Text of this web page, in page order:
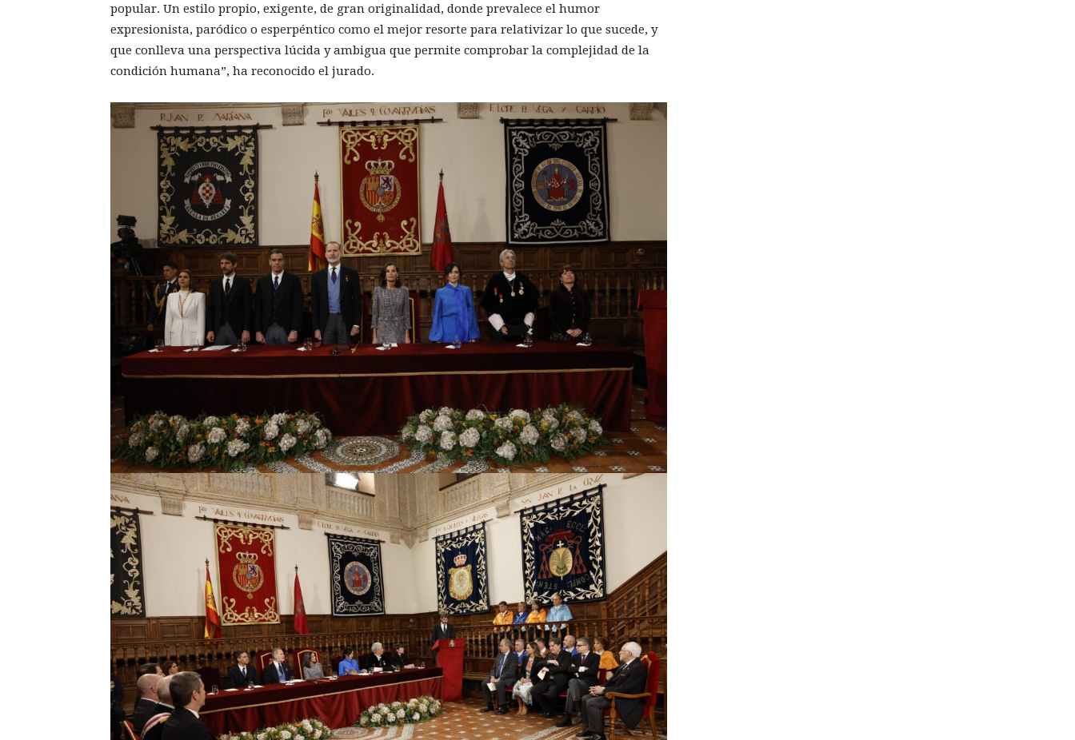
popular. Un estilo propio, exigente, de gran originalidad, donde prevalece el humor
expresionista, paródico o esperpéntico como el mejor resorte para relativizar lo que sucede, y
que conlleva una perspectiva lúcida y ambigua que permite comprobar la complejidad de la
condición humana”, ha reconocido el jurado.